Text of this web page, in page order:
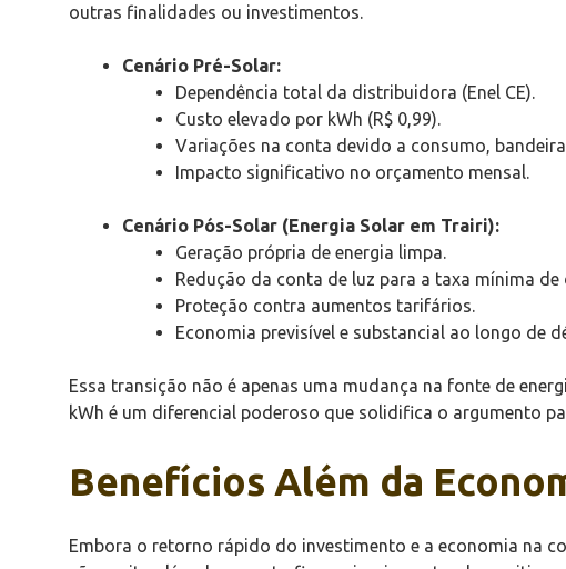
outras finalidades ou investimentos.
Cenário Pré-Solar:
Dependência total da distribuidora (Enel CE).
Custo elevado por kWh (R$ 0,99).
Variações na conta devido a consumo,
Impacto significativo no orçamento mensal.
Cenário Pós-Solar (Energia Solar em Trairi):
Geração própria de energia limpa.
Redução da conta de luz para a taxa mínima de
Proteção contra aumentos tarifários.
Economia previsível e substancial ao longo de
Essa transição não é apenas uma mudança na fonte de
kWh é um diferencial poderoso que solidifica o argumento
Benefícios Além da
Embora o retorno rápido do investimento e a economia na